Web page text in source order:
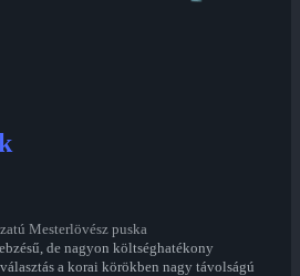
Mesterlövész puska
de nagyon költséghatékony
a korai körökben nagy távolságú